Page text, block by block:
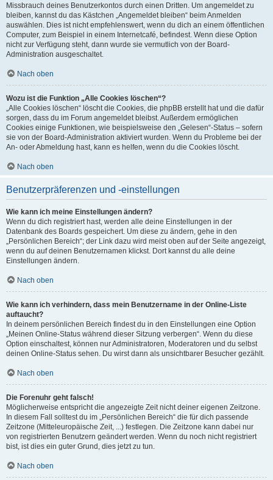
Missbrauch deines Benutzerkontos durch einen Dritten. Um angemeldet zu
bleiben, kannst du das Kästchen „Angemeldet bleiben“ beim Anmelden
auswählen. Dies ist nicht empfehlenswert, wenn du dich an einem öffentlichen
Computer, zum Beispiel in einem Internetcafé, befindest. Wenn diese Option
nicht zur Verfügung steht, dann wurde sie vermutlich von der Board-
Administration ausgeschaltet.
Nach oben
Wozu ist die Funktion „Alle Cookies löschen“?
„Alle Cookies löschen“ löscht die Cookies, die phpBB erstellt hat und die dafür
sorgen, dass du im Forum angemeldet bleibst. Außerdem ermöglichen
Cookies einige Funktionen, wie beispielsweise den „Gelesen“-Status – sofern
sie von der Board-Administration aktiviert wurden. Wenn du Probleme bei der
An- oder Abmeldung hast, kann es helfen, wenn du die Cookies löscht.
Nach oben
Benutzerpräferenzen und -einstellungen
Wie kann ich meine Einstellungen ändern?
Wenn du dich registriert hast, werden alle deine Einstellungen in der
Datenbank des Boards gespeichert. Um diese zu ändern, gehe in den
„Persönlichen Bereich“; der Link dazu wird meist oben auf der Seite angezeigt,
wenn du auf deinen Benutzernamen klickst. Dort kannst du alle deine
Einstellungen ändern.
Nach oben
Wie kann ich verhindern, dass mein Benutzername in der Online-Liste
auftaucht?
In deinem persönlichen Bereich findest du in den Einstellungen eine Option
„Meinen Online-Status während dieser Sitzung verbergen“. Wenn du diese
Option einschaltest, können nur Administratoren, Moderatoren und du selbst
deinen Online-Status sehen. Du wirst dann als unsichtbarer Besucher gezählt.
Nach oben
Die Forenuhr geht falsch!
Möglicherweise entspricht die angezeigte Zeit nicht deiner eigenen Zeitzone.
In diesem Fall solltest du im „Persönlichen Bereich“ die für dich passende
Zeitzone (Mitteleuropäische Zeit, ...) festlegen. Die Zeitzone kann dabei nur
von registrierten Benutzern geändert werden. Wenn du noch nicht registriert
bist, ist dies ein guter Grund, dies jetzt zu tun.
Nach oben